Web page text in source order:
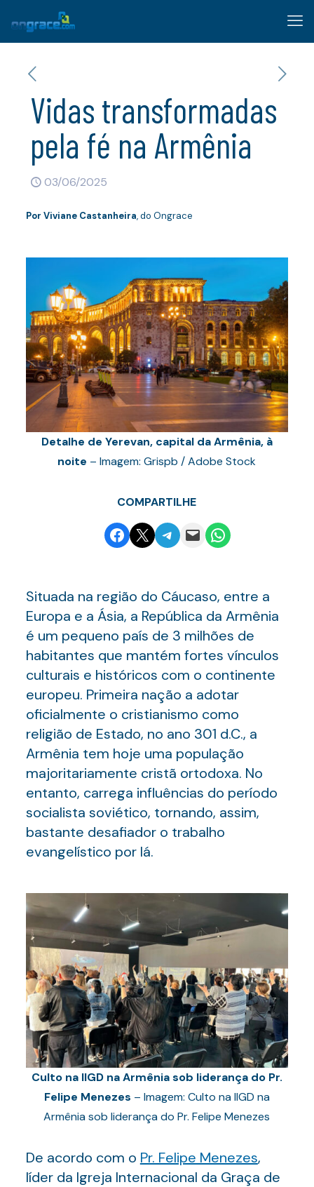
Vidas transformadas
pela fé na Armênia
03/06/2025
Por Viviane Castanheira, do Ongrace
Detalhe de Yerevan, capital da Armênia, à
noite – Imagem: Grispb / Adobe Stock
COMPARTILHE
Share on Facebook
Email this PageShare on Telegram
Email this PageShare on WhatsApp
Situada na região do Cáucaso, entre a
Europa e a Ásia, a República da Armênia
é um pequeno país de 3 milhões de
habitantes que mantém fortes vínculos
culturais e históricos com o continente
europeu. Primeira nação a adotar
oficialmente o cristianismo como
religião de Estado, no ano 301 d.C., a
Armênia tem hoje uma população
majoritariamente cristã ortodoxa. No
entanto, carrega influências do período
socialista soviético, tornando, assim,
bastante desafiador o trabalho
evangelístico por lá.
Culto na IIGD na Armênia sob liderança do Pr.
Felipe Menezes – Imagem: Culto na IIGD na
Armênia sob liderança do Pr. Felipe Menezes
De acordo com o Pr. Felipe Menezes,
líder da Igreja Internacional da Graça de